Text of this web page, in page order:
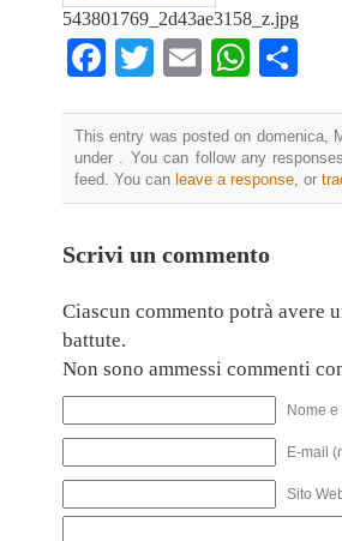
543801769_2d43ae3158_z.jpg
Facebook
TwitterEmail
This entry was posted on domenica,
under . You can follow any
feed. You can leave a response, or
Scrivi un commento
Ciascun commento potrà avere
battute.
Non sono ammessi commenti
Nome
E-mail
Sito